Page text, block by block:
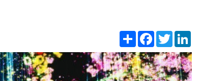
ShareFacebook
Twitter